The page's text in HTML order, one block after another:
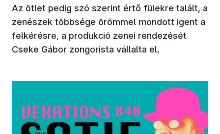
Az ötlet pedig szó szerint értő fülekre talált, a
zenészek többsége örömmel mondott igent a
felkérésre, a produkció zenei rendezését
Cseke Gábor zongorista vállalta el.